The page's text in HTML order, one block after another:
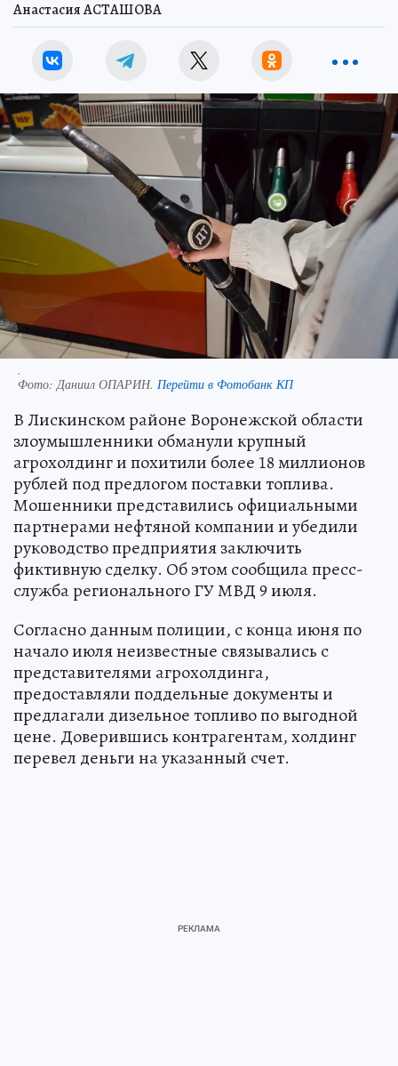
Анастасия АСТАШОВА
.
Фото:Даниил ОПАРИН. Перейти в Фотобанк КП
В Лискинском районе Воронежской области
злоумышленники обманули крупный
агрохолдинг и похитили более 18 миллионов
рублей под предлогом поставки топлива.
Мошенники представились официальными
партнерами нефтяной компании и убедили
руководство предприятия заключить
фиктивную сделку. Об этом сообщила пресс-
служба регионального ГУ МВД 9 июля.
Согласно данным полиции, с конца июня по
начало июля неизвестные связывались с
представителями агрохолдинга,
предоставляли поддельные документы и
предлагали дизельное топливо по выгодной
цене. Доверившись контрагентам, холдинг
перевел деньги на указанный счет.